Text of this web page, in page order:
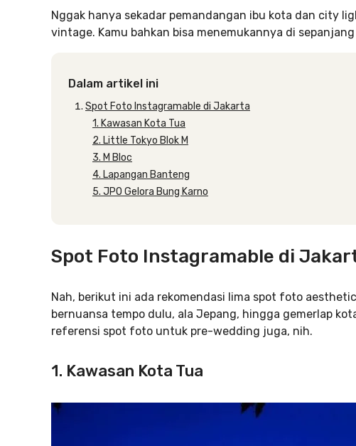
Nggak hanya sekadar pemandangan ibu kota dan city
vintage. Kamu bahkan bisa menemukannya di
Dalam artikel ini
Spot Foto Instagramable di Jakarta
1. Kawasan Kota Tua
2. Little Tokyo Blok M
3. M Bloc
4. Lapangan Banteng
5. JPO Gelora Bung Karno
Spot Foto Instagramable di
Nah, berikut ini ada rekomendasi lima spot foto
bernuansa tempo dulu, ala Jepang, hingga gemerlap
referensi spot foto untuk pre-wedding juga, nih.
1. Kawasan Kota Tua